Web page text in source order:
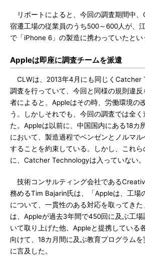
リポートによると、今回の調査期間中
宿遷工場の従業員のうち500～600人が、
で「iPhone 6」の製造に携わっていたとい
Appleは即座に調査チームを派遣
CLWは、2013年4月にも同じくCatcher
調査を行っていて、今回と同様の規則違
者によると、Appleはその時、労働環境の
う。しかしそれでも、今回の調査では全
た。Appleは以前に、中国国内にある18カ
において、製造過程でベンゼンとノルマ
することを約束している。しかし、これら
に、Catcher Technologyは入っていない。
技術コンサルティング会社である
務めるTim Bajarin氏は、「Appleは、工場
について、一貫性のある対応を取ってき
は、Appleが過去3年間で450回に及ぶ工
いて取り上げた他、Appleと提携している
向けて、18カ月間に及ぶ教育プログラム
に言及した。